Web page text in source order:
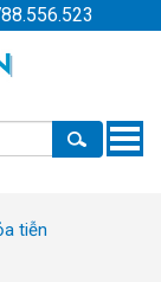
Toggle
tiễn